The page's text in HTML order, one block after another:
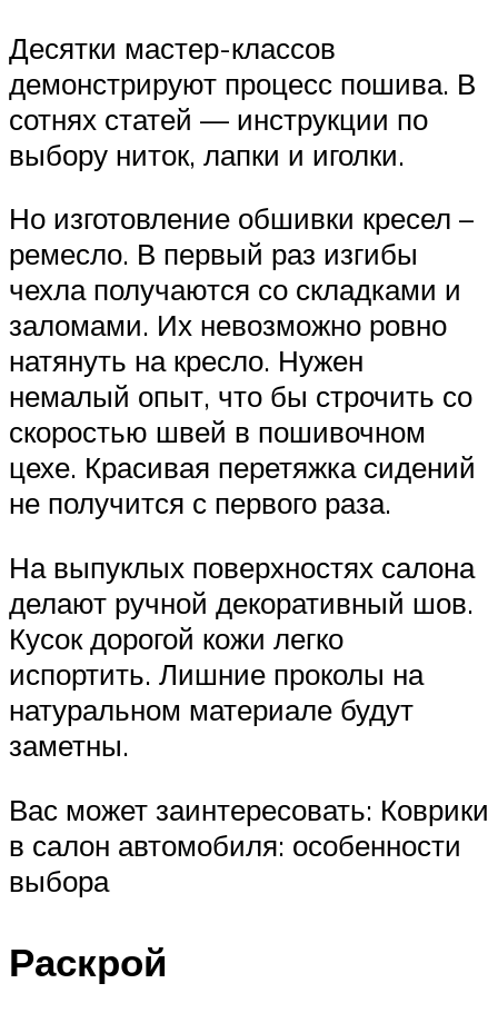
Десятки мастер-классов
демонстрируют процесс пошива. В
сотнях статей — инструкции по
выбору ниток, лапки и иголки.
Но изготовление обшивки кресел –
ремесло. В первый раз изгибы
чехла получаются со складками и
заломами. Их невозможно ровно
натянуть на кресло. Нужен
немалый опыт, что бы строчить со
скоростью швей в пошивочном
цехе. Красивая перетяжка сидений
не получится с первого раза.
На выпуклых поверхностях салона
делают ручной декоративный шов.
Кусок дорогой кожи легко
испортить. Лишние проколы на
натуральном материале будут
заметны.
Вас может заинтересовать: Коврики
в салон автомобиля: особенности
выбора
Раскрой